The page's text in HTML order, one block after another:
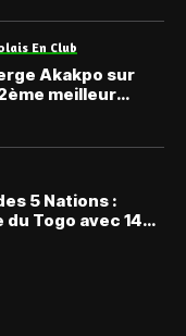
En Club
Akakpo sur
meilleur
5 Nations :
Togo avec 14